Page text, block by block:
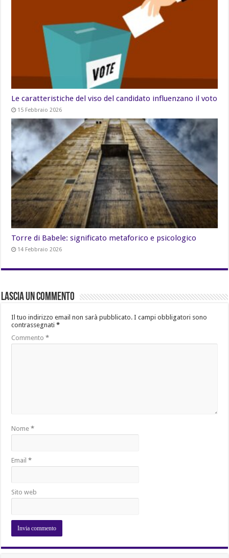
Le caratteristiche del viso del candidato influenzano il voto
15 Febbraio 2026
Torre di Babele: significato metaforico e psicologico
14 Febbraio 2026
Lascia un commento
Il tuo indirizzo email non sarà pubblicato. I campi obbligatori sono
contrassegnati*
Commento*
Nome*
Email*
Sito web